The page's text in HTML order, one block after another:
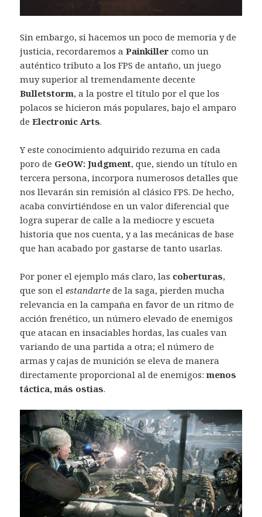
Sin embargo, si hacemos un poco de memoria y de
justicia, recordaremos aPainkillercomo un
auténtico tributo a los FPS de antaño, un juego
muy superior al tremendamente decente
Bulletstorm, a la postre el título por el que los
polacos se hicieron más populares, bajo el amparo
deElectronic Arts.
Y este conocimiento adquirido rezuma en cada
poro de GeOW: Judgment, que, siendo un título en
tercera persona, incorpora numerosos detalles que
nos llevarán sin remisión al clásico FPS. De hecho,
acaba convirtiéndose en un valor diferencial que
logra superar de calle a la mediocre y escueta
historia que nos cuenta, y a las mecánicas de base
que han acabado por gastarse de tanto usarlas.
Por poner el ejemplo más claro, las coberturas,
que son elestandarte de la saga, pierden mucha
relevancia en la campaña en favor de un ritmo de
acción frenético, un número elevado de enemigos
que atacan en insaciables hordas, las cuales van
variando de una partida a otra; el número de
armas y cajas de munición se eleva de manera
directamente proporcional al de enemigos:menos
táctica, más ostias.